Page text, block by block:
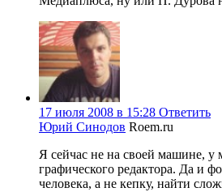
17 июля 2008 в 15:28 Ответить
Юрий Синодов Roem.ru
Я сейчас не на своей машине, у
графического редактора. Да и
человека, а не кепку, найти